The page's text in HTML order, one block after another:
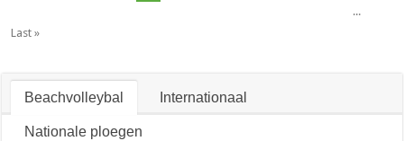
...
Last »
Beachvolleybal Internationaal
Nationale ploegen